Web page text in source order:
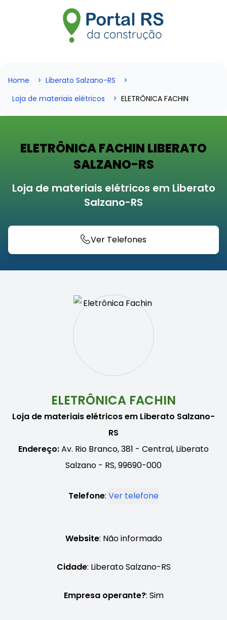
Home
Liberato Salzano-RS
Loja de materiais elétricos
ELETRÔNICA FACHIN
ELETRÔNICA FACHIN LIBERATO
SALZANO-RS
Loja de materiais elétricos em Liberato
Salzano-RS
Ver Telefones
ELETRÔNICA FACHIN
Loja de materiais elétricos em Liberato Salzano-
RS
Endereço:Av. Rio Branco, 381 - Central, Liberato
Salzano - RS, 99690-000
Telefone: Ver telefone
Website: Não informado
Cidade: Liberato Salzano-RS
Empresa operante?: Sim